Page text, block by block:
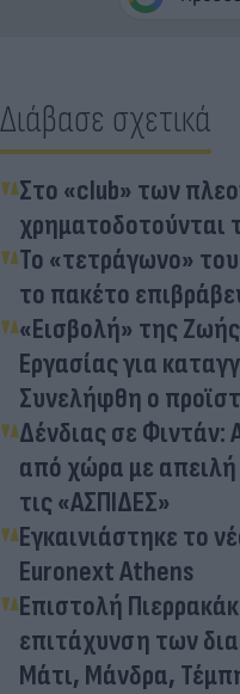
Διάβασε σχετικά
Στο «club» των
χρηματοδοτούνται
To «τετράγωνο»
το πακέτο
«Εισβολή» της
Εργασίας για
Συνελήφθη ο
Δένδιας σε Φιντάν:
από χώρα με απειλή
τις «ΑΣΠΙΔΕΣ»
Εγκαινιάστηκε το
Euronext Athens
Επιστολή
επιτάχυνση των
Μάτι, Μάνδρα,